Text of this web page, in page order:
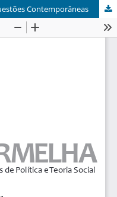
Contemporâneas